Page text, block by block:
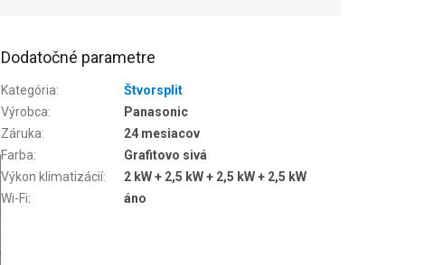
Dodatočné parametre
Kategória:
Štvorsplit
Výrobca:
Panasonic
Záruka:
24 mesiacov
Farba:
Grafitovo sivá
Výkon klimatizácií:
2 kW + 2,5 kW + 2,5 kW + 2,5 kW
Wi-Fi: áno